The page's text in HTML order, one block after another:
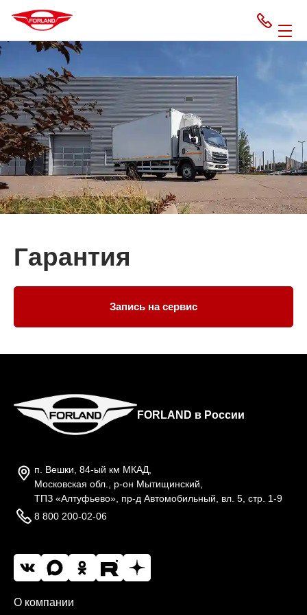
Гарантия
Запись на сервис
FORLAND в России
п. Вешки, 84-ый км МКАД,
Московская обл., р-он Мытищинский,
ТПЗ «Алтуфьево», пр-д Автомобильный, вл. 5, стр. 1-9
8 800 200-02-06
О компании